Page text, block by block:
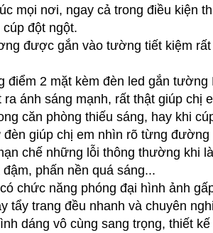
mọi nơi, ngay cả trong điều kiện
đột ngột.
được gắn vào tường tiết kiệm rất
điểm 2 mặt kèm đèn led gắn tường
ra ánh sáng mạnh, rất thật giúp chị
căn phòng thiếu sáng, hay khi
giúp chị em nhìn rõ từng đường
chế những lỗi thông thường khi
đậm, phấn nền quá sáng...
chức năng phóng đại hình ảnh
tẩy trang đều nhanh và chuyên
dáng vô cùng sang trọng, thiết